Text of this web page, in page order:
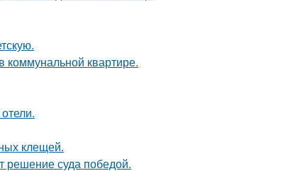
квартире.
клещей.
решение суда победой.